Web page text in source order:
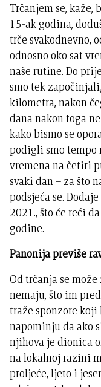
Trčanjem se, kaže,
15-ak godina,
trče svakodnevno,
odnosno oko sat
naše rutine. Do
smo tek
kilometra, nakon
dana nakon toga
kako bismo se
podigli smo tempo
vremena na četiri
svaki dan – za što
podsjeća se.
2021., što će reći
godine.
Panonija previše
Od trčanja se
nemaju, što im
traže sponzore
napominju da ako
njihova je dionica
na lokalnoj razini
proljeće, ljeto i